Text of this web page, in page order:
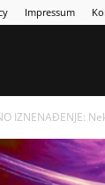
Impressum
IZNENAĐENJE: